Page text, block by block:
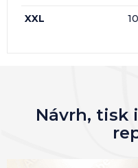
XXL
Návrh, tisk